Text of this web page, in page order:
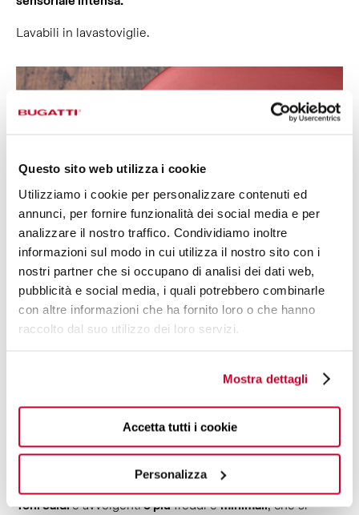
Questo sito web utilizza i cookie
Utilizziamo i cookie per personalizzare contenuti ed
annunci, per fornire funzionalità dei social media e per
analizzare il nostro traffico. Condividiamo inoltre
informazioni sul modo in cui utilizza il nostro sito con i
nostri partner che si occupano di analisi dei dati web,
pubblicità e social media, i quali potrebbero combinarle
con altre informazioni che ha fornito loro o che hanno
raccolto dal suo utilizzo dei loro servizi.
Mostra dettagli
Accetta tutti i cookie
Personalizza
Lavabili in lavastoviglie.
AMPIA GAMMADI SCELTE
Tante colorazioni disponibili per renderela tua mise en
personaleeadatta all'occasione.
Toni caldie avvolgentio piùfreddi eminimali, che si